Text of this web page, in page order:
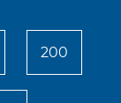
200